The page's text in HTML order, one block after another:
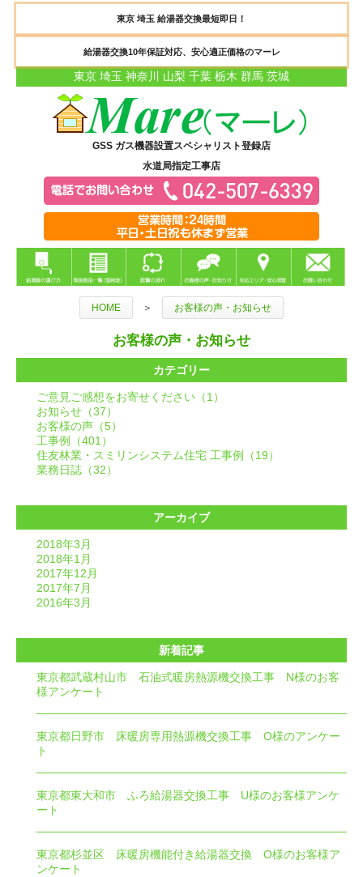
東京 埼玉 給湯器交換最短即日！
給湯器交換10年保証対応、安心適正価格のマーレ
東京 埼玉 神奈川 山梨 千葉 栃木 群馬 茨城
GSS ガス機器設置スペシャリスト登録店
水道局指定工事店
HOME ＞ お客様の声・お知らせ
お客様の声・お知らせ
カテゴリー
ご意見ご感想をお寄せください（1）
お知らせ（37）
お客様の声（5）
工事例（401）
住友林業・スミリンシステム住宅 工事例（19）
業務日誌（32）
アーカイブ
2018年3月
2018年1月
2017年12月
2017年7月
2016年3月
新着記事
東京都武蔵村山市 石油式暖房熱源機交換工事 N様のお客
様アンケート
東京都日野市 床暖房専用熱源機交換工事 O様のアンケー
ト
東京都東大和市 ふろ給湯器交換工事 U様のお客様アンケ
ート
東京都杉並区 床暖房機能付き給湯器交換 O様のお客様ア
ンケート